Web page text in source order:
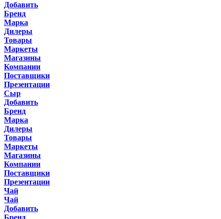
Добавить
Бренд
Марка
Дилеры
Товары
Маркеты
Магазины
Компании
Поставщики
Презентации
Сыр
Добавить
Бренд
Марка
Дилеры
Товары
Маркеты
Магазины
Компании
Поставщики
Презентации
Чай
Чай
Добавить
Бренд